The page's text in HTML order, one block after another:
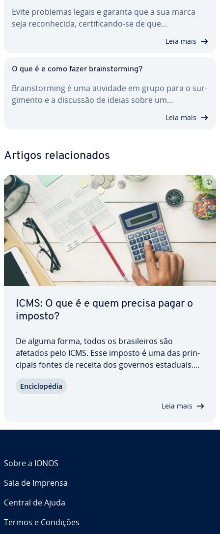
Evite problemas legais e garanta que a sua marca
seja re­co­nhe­cida, cer­ti­fi­cando-se de que…
Leia mais
O que é e como fazer brains­tor­ming?
Brains­tor­ming é uma atividade em grupo para o sur­
gi­mento e a discussão de ideias sobre um…
Leia mais
Artigos re­la­ci­o­na­dos
ICMS: O que é e quem precisa pagar o
imposto?
De alguma forma, todos os bra­si­lei­ros são
afetados pelo ICMS. Esse imposto é uma das prin­
ci­pais fontes de receita dos governos estaduais.
aplicado a produtos e serviços? Há também que
En­ci­clo­pé­dia
Leia mais
Sobre a IONOS
Sala de Imprensa
Central de Ajuda
Termos e Condições